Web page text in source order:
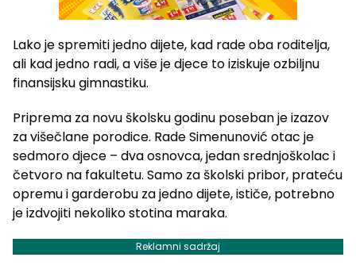
Lako je spremiti jedno dijete, kad rade oba roditelja,
ali kad jedno radi, a više je djece to iziskuje ozbiljnu
finansijsku gimnastiku.
Priprema za novu školsku godinu poseban je izazov
za višečlane porodice. Rade Simenunović otac je
sedmoro djece – dva osnovca, jedan srednjoškolac i
četvoro na fakultetu. Samo za školski pribor, prateću
opremu i garderobu za jedno dijete, ističe, potrebno
je izdvojiti nekoliko stotina maraka.
Reklamni sadržaj